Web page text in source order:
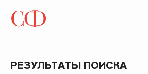
РЕЗУЛЬТАТЫ ПОИСКА